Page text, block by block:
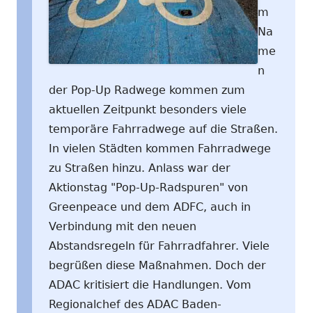
m
Na
me
n
der Pop-Up Radwege kommen zum
aktuellen Zeitpunkt besonders viele
temporäre Fahrradwege auf die Straßen.
In vielen Städten kommen Fahrradwege
zu Straßen hinzu. Anlass war der
Aktionstag "Pop-Up-Radspuren" von
Greenpeace und dem ADFC, auch in
Verbindung mit den neuen
Abstandsregeln für Fahrradfahrer. Viele
begrüßen diese Maßnahmen. Doch der
ADAC kritisiert die Handlungen. Vom
Regionalchef des ADAC Baden-